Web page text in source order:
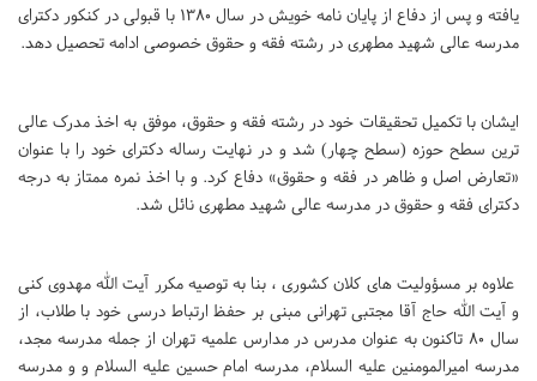
یافته و پس از دفاع از پایان نامه خویش در سال 1380 با قبولی در کنکور دکترای
مدرسه عالی شهید مطهری در رشته فقه و حقوق خصوصی ادامه تحصیل دهد.
ایشان با تکمیل تحقیقات خود در رشته فقه و حقوق، موفق به اخذ مدرک عالی
ترین سطح حوزه (سطح چهار) شد و در نهایت رساله دکترای خود را با عنوان
«تعارض اصل و ظاهر در فقه و حقوق» دفاع کرد. و با اخذ نمره ممتاز به درجه
دکترای فقه و حقوق در مدرسه عالی شهید مطهری نائل شد.
علاوه بر مسؤولیت های کلان کشوری ، بنا به توصیه مکرر آیت الله مهدوی کنی
و آیت الله حاج آقا مجتبی تهرانی مبنی بر حفظ ارتباط درسی خود با طلاب، از
سال 80 تاکنون به عنوان مدرس در مدارس علمیه تهران از جمله مدرسه مجد،
مدرسه امیرالمومنین علیه السلام، مدرسه امام حسین علیه السلام و و مدرسه